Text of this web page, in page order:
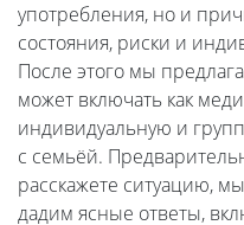
употребления, но и
состояния, риски и
После этого мы
может включать как
индивидуальную и
с семьёй.
расскажете ситуацию,
дадим ясные ответы,